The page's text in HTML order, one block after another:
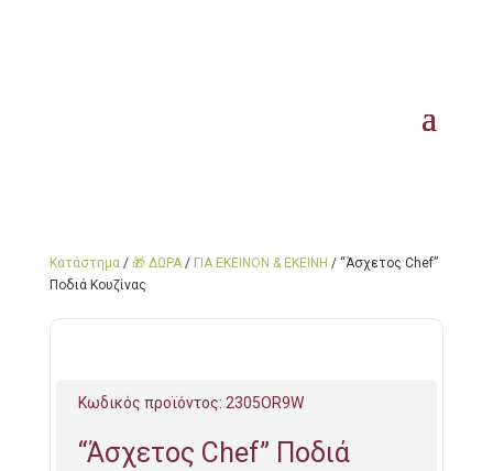
Κατάστημα/ 🎁 ΔΩΡΑ/ ΓΙΑ ΕΚΕΙΝΟΝ & ΕΚΕΙΝΗ / “Άσχετος Chef”
Ποδιά Κουζίνας
Κωδικός προϊόντος: 2305OR9W
“Άσχετος Chef” Ποδιά